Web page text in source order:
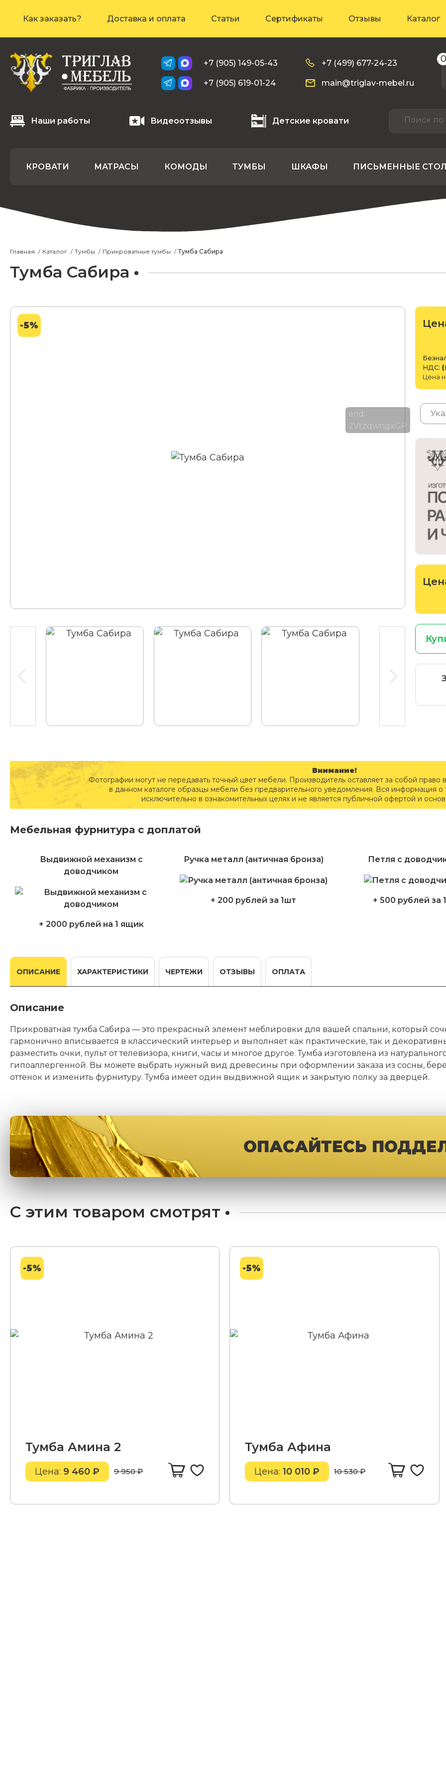
Как заказать? Доставка и оплата Статьи Сертификаты Отзывы Каталог
+7 (905) 149-05-43
+7 (905) 619-01-24
+7 (499) 677-24-23
main@triglav-mebel.ru
0
Наши работы Видеоотзывы Детские кровати
КРОВАТИ МАТРАСЫ КОМОДЫ ТУМБЫ ШКАФЫ ПИСЬМЕННЫЕ
Главная Каталог Тумбы Прикроватные тумбы Тумба Сабира
Тумба Сабира
-5%
НДС:
Цена
erid:
2VtzqwngxGP
Внимание!
Фотографии могут не передавать точный цвет мебели. Производитель оставляет за собой право
в данном каталоге образцы мебели без предварительного уведомления. Вся информация о
исключительно в ознакомительных целях и не является публичной офертой и
Мебельная фурнитура с доплатой
Выдвижной механизм с
доводчиком
+ 2000 рублей на 1 ящик
Ручка металл (античная бронза)
+ 200 рублей за 1шт
Петля с
+ 500 рублей за
ОПИСАНИЕ ХАРАКТЕРИСТИКИ ЧЕРТЕЖИ ОТЗЫВЫ ОПЛАТА
Описание
Прикроватная тумба Сабира — это прекрасный элемент меблировки для вашей спальни, который
гармонично вписывается в классический интерьер и выполняет как практические, так и
разместить очки, пульт от телевизора, книги, часы и многое другое. Тумба изготовлена из
гипоаллергенной. Вы можете выбрать нужный вид древесины при оформлении заказа из сосны,
оттенок и изменить фурнитуру. Тумба имеет один выдвижной ящик и закрытую полку за дверцей.
ОПАСАЙТЕСЬ
С этим товаром смотрят
-5%
Тумба Амина 2
Цена: 9 460 ₽ 9 950 ₽
-5%
Тумба Афина
Цена: 10 010 ₽ 10 530 ₽